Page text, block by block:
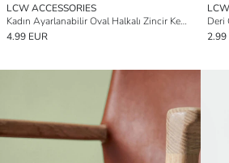
LCW ACCESSORIES
Kadın Ayarlanabilir Oval Halkalı Zincir Kemer
4.99 EUR
Deri
2.99